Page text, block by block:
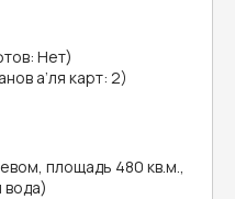
Нет)
а’ля карт: 2)
площадь 480 кв.м.,
вода)